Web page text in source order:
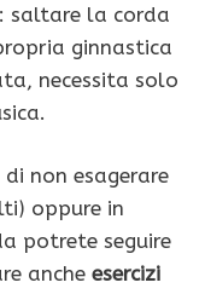
saltare la corda
ginnastica
necessita solo
non esagerare
oppure in
potrete seguire
anche esercizi